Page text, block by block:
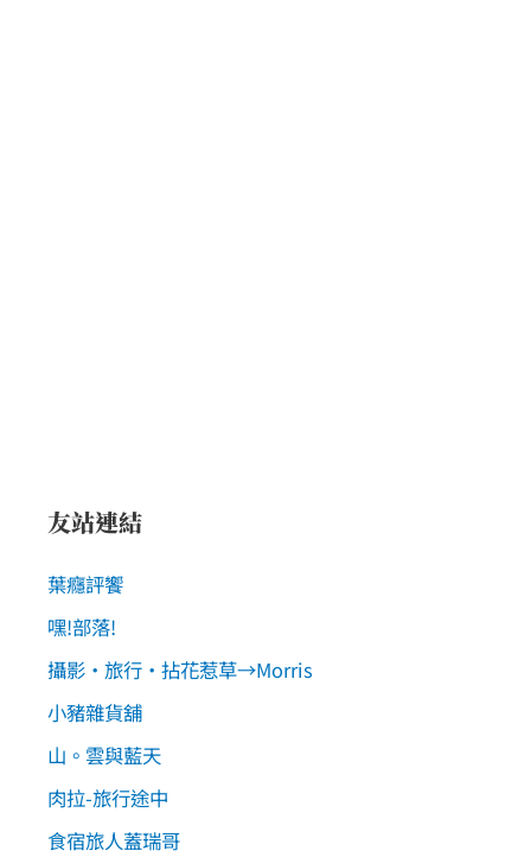
友站連結
葉癮評饗
嘿!部落!
攝影‧旅行‧拈花惹草→Morris
小豬雜貨舖
山。雲與藍天
肉拉-旅行途中
食宿旅人蓋瑞哥